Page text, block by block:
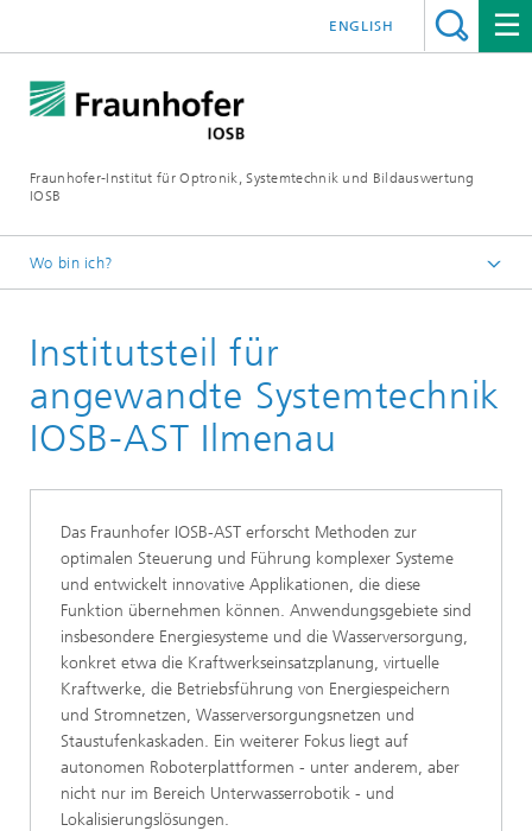
Fraunhofer-Institut für Optronik, Systemtechnik und Bildauswertung
IOSB
ENGLISH
Wo bin ich?
Über Uns
Institutsteil für
angewandte Systemtechnik
IOSB-AST Ilmenau
Das Fraunhofer IOSB-AST erforscht Methoden zur
optimalen Steuerung und Führung komplexer Systeme
und entwickelt innovative Applikationen, die diese
Funktion übernehmen können. Anwendungsgebiete sind
insbesondere Energiesysteme und die Wasserversorgung,
konkret etwa die Kraftwerkseinsatzplanung, virtuelle
Kraftwerke, die Betriebsführung von Energiespeichern
und Stromnetzen, Wasserversorgungsnetzen und
Staustufenkaskaden. Ein weiterer Fokus liegt auf
autonomen Roboterplattformen - unter anderem, aber
nicht nur im Bereich Unterwasserrobotik - und
Lokalisierungslösungen.